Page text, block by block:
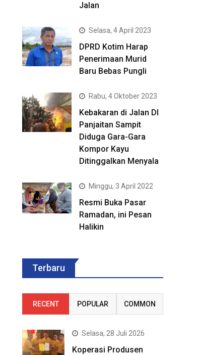
Jalan
Selasa, 4 April 2023
DPRD Kotim Harap
Penerimaan Murid
Baru Bebas Pungli
Rabu, 4 Oktober 2023
Kebakaran di Jalan DI
Panjaitan Sampit
Diduga Gara-Gara
Kompor Kayu
Ditinggalkan Menyala
Minggu, 3 April 2022
Resmi Buka Pasar
Ramadan, ini Pesan
Halikin
Terbaru
RECENT POPULAR COMMON
Selasa, 28 Juli 2026
Koperasi Produsen